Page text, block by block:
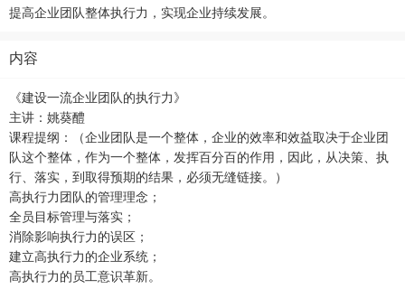
提高企业团队整体执行力，实现企业持续发展。
内容
《建设一流企业团队的执行力》
主讲：姚葵醴
课程提纲：（企业团队是一个整体，企业的效率和效益取决于企业团
队这个整体，作为一个整体，发挥百分百的作用，因此，从决策、执
行、落实，到取得预期的结果，必须无缝链接。）
高执行力团队的管理理念；
全员目标管理与落实；
消除影响执行力的误区；
建立高执行力的企业系统；
高执行力的员工意识革新。